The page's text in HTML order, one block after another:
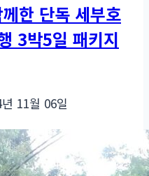
한 단독 세부호
3박5일 패키지
11월 06일